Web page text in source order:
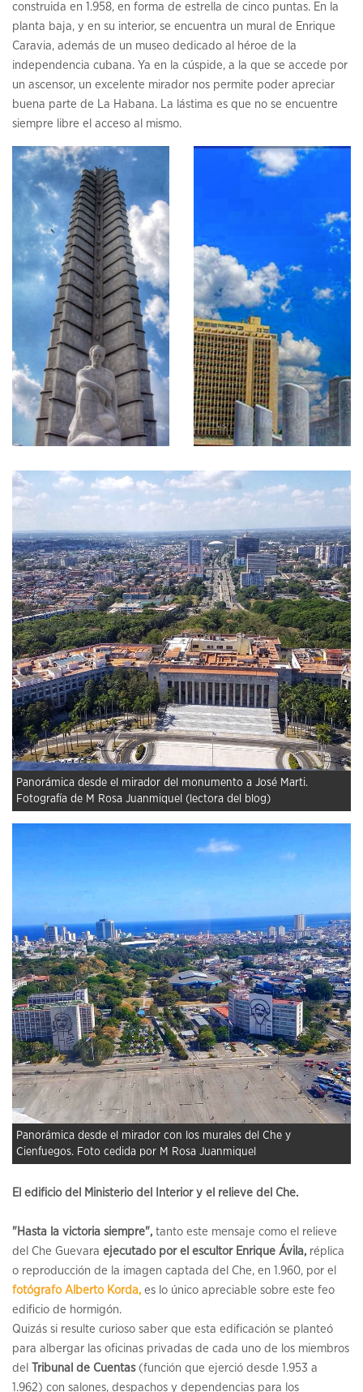
construida en 1.958, en forma de estrella de cinco puntas. En la
planta baja, y en su interior, se encuentra un mural de Enrique
Caravia, además de un museo dedicado al héroe de la
independencia cubana. Ya en la cúspide, a la que se accede por
un ascensor, un excelente mirador nos permite poder apreciar
buena parte de La Habana. La lástima es que no se encuentre
siempre libre el acceso al mismo.
Panorámica desde el mirador del monumento a José Marti.
Fotografía de M Rosa Juanmiquel (lectora del blog)
Panorámica desde el mirador con los murales del Che y
Cienfuegos. Foto cedida por M Rosa Juanmiquel
El edificio del Ministerio del Interior y el relieve del Che.
"Hasta la victoria siempre", tanto este mensaje como el relieve
del Che Guevara ejecutado por el escultor Enrique Ávila, réplica
o reproducción de la imagen captada del Che, en 1.960, por el
fotógrafo Alberto Korda, es lo único apreciable sobre este feo
edificio de hormigón.
Quizás si resulte curioso saber que esta edificación se planteó
para albergar las oficinas privadas de cada uno de los miembros
del
Tribunal de Cuentas(función que ejerció desde 1.953 a
1.962) con salones, despachos y dependencias para los